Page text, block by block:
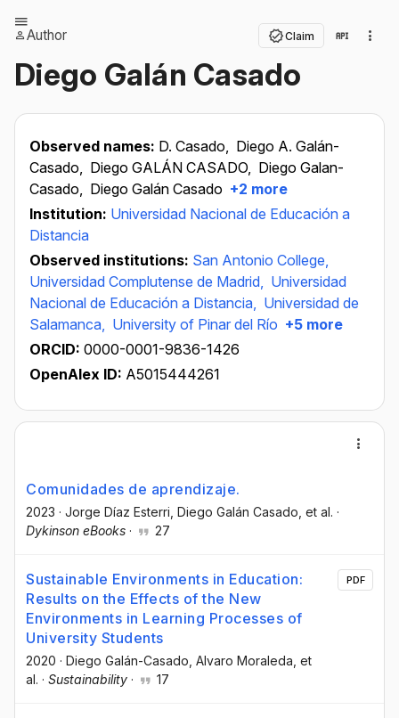
Author Claim
Diego Galán Casado
Observed names: D. Casado, Diego A. Galán-
Casado, Diego GALÁN CASADO, Diego Galan-
Casado, Diego Galán Casado +2 more
Institution: Universidad Nacional de Educación a
Distancia
Observed institutions: San Antonio College,
Universidad Complutense de Madrid, Universidad
Nacional de Educación a Distancia, Universidad de
Salamanca, University of Pinar del Río +5 more
ORCID: 0000-0001-9836-1426
OpenAlex ID: A5015444261
Comunidades de aprendizaje.
2023 · Jorge Díaz Esterri , Diego Galán Casado , et al. ·
Dykinson eBooks · 27
Sustainable Environments in Education:
Results on the Effects of the New
Environments in Learning Processes of
University Students
2020 · Diego Galán-Casado , Alvaro Moraleda , et
al. · Sustainability · 17
PDF